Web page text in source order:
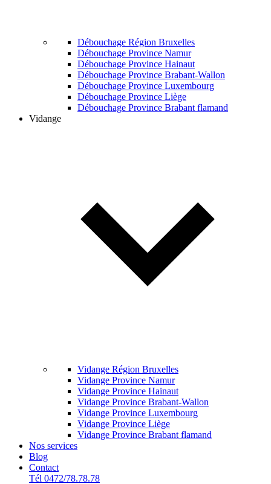
Débouchage Région Bruxelles
Débouchage Province Namur
Débouchage Province Hainaut
Débouchage Province Brabant-Wallon
Débouchage Province Luxembourg
Débouchage Province Liège
Débouchage Province Brabant flamand
Vidange
Vidange Région Bruxelles
Vidange Province Namur
Vidange Province Hainaut
Vidange Province Brabant-Wallon
Vidange Province Luxembourg
Vidange Province Liège
Vidange Province Brabant flamand
Nos services
Blog
Contact
Tél 0472/78.78.78